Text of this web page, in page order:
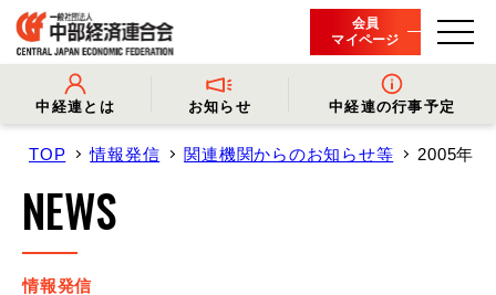
会員
マイページ
中経連とは
- 中経連とは - 会長挨拶
- 役員名簿
- 会員一覧
お知らせ
- 情報発信 - プレスリリース
- 会長コメント
- イベント・セミナー
中経連の行事予定
TOP 情報発信 関連機関からのお知らせ等 2005年
NEWS
情報発信